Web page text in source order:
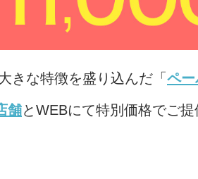
きな特徴を盛り込んだ「 ペー
舗とWEBにて特別価格でご提